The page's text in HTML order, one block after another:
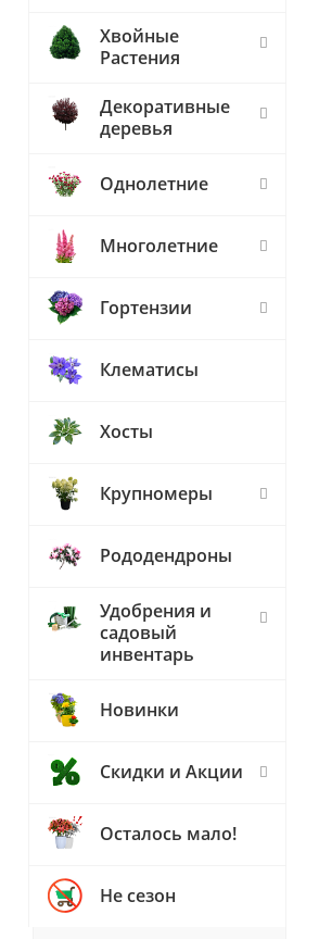
Хвойные
Растения
Декоративные
деревья
Однолетние
Многолетние
Гортензии
Клематисы
Хосты
Крупномеры
Рододендроны
Удобрения и
садовый
инвентарь
Новинки
Скидки и Акции
Осталось мало!
Не сезон